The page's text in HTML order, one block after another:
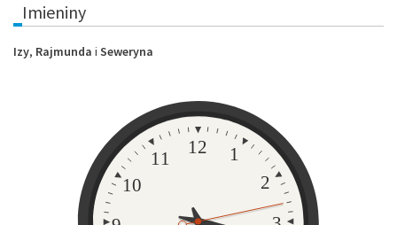
Imieniny
Izy, Rajmunda i Seweryna
1
2
10
11
12